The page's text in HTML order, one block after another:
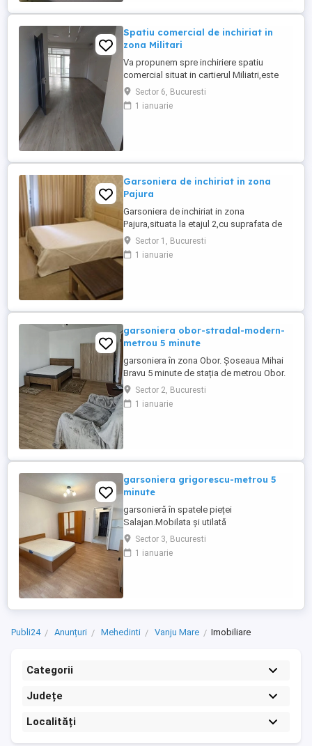
Spatiu comercial de inchiriat in
zona Militari
Va propunem spre inchiriere spatiu
comercial situat in cartierul Miliatri,este
intr-o zona circulata perfect pentru o mica
afacere. Dispune de o suprafata utila de
67mp,situat la parterul lui bloc. Pentru mai
Sector 6, Bucuresti
1 ianuarie
Garsoniera de inchiriat in zona
Pajura
Garsoniera de inchiriat in zona
Pajura,situata la etajul 2,cu suprafata de
37 mp,locuinta linistita si bine
organizata.Aproape de metrou Jiului si
parc. Sunati pentru detalii.
Sector 1, Bucuresti
1 ianuarie
garsoniera obor-stradal-modern-
metrou 5 minute
garsoniera în zona Obor. Șoseaua Mihai
Bravu 5 minute de stația de metrou Obor.
Garsoniera este mobilată modern. Aer
condiționat, TV digital și internet prin fibra
optica. Mașină de spălat rufe, frigider,
Sector 2, Bucuresti
1 ianuarie
garsoniera grigorescu-metrou 5
minute
garsonieră în spatele pieței
Salajan.Mobilata și utilată
Sector 3, Bucuresti
1 ianuarie
Publi24 Anunțuri Mehedinti Vanju Mare Imobiliare
Categorii
Județe
Localități